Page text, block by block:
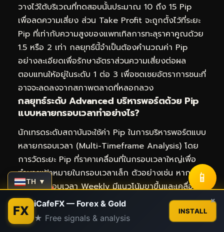
วางไว้ใต้บริเวณที่ทดสอบนั้นประมาณ 10 ถึง 15 Pip
เพื่อลดความเสี่ยง ส่วน Take Profit จะถูกตั้งไว้ที่ระยะ
Pip ที่เท่ากับความสูงของแพทเทิลการทะลุราคาคูณด้วย
1.5 หรือ 2 เท่า กลยุทธ์นี้จำเป็นต้องคำนวณค่า Pip
อย่างละเอียดเพื่อรักษาอัตราส่วนความเสี่ยงต่อผล
ตอบแทนให้อยู่ในระดับ 1 ต่อ 3 เพื่อชดเชยอัตราการชนะที่
อาจจะลดลงจากสภาพตลาดที่หลอกลวง
กลยุทธ์ระดับ Advanced บริหารพอร์ตด้วย Pip
แบบหลายกรอบเวลาทำอย่างไร?
นักเทรดระดับสถาบันจะใช้ค่า Pip ในการบริหารพอร์ตแบบ
หลายกรอบเวลา (Multi-Timeframe Analysis) โดย
การวัดระยะ Pip ที่ราคาเคลื่อนที่ในกรอบเวลาใหญ่เพื่อ
ทำนายเป้าหมายในกรอบเวลาเล็ก ตัวอย่างเช่น หาก
ราคาในกรอบเวลา Weekly มีแนวโน้มขาขึ้นและเคลื่อนที่
ได้ระยะ 200 Pip ต่อสัปดาห์ นักเทรดจะเข้าหาจังหวะซื้อ
ในกรอบเวลา H1 โดยตั้งเป้าหมายรับมูลค่ากำไรเพียง
30 ถึง 50 Pip ในขณะที่ยอมรับความเสี่ยงที่ 15 Pip
TH ▼ 📱
FX iCafeFX — Forex & Gold
★ Free signals & analysis
INSTALL
×
Contact us
Open